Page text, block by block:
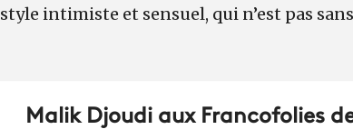
style intimiste et sensuel, qui n’est pas
Malik Djoudi aux Francofolies